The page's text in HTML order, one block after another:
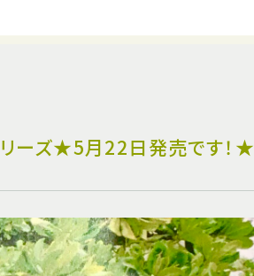
リーズ★5月22日発売です！★